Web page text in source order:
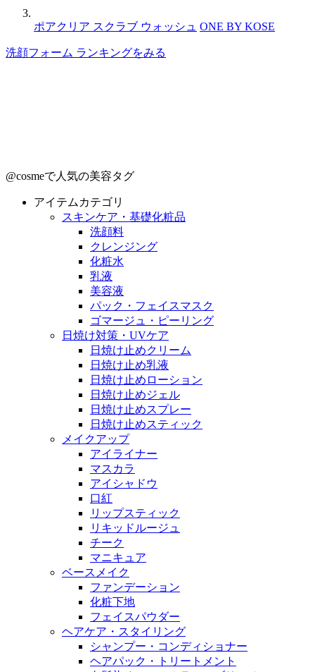
ポアクリア スクラブ ウォッシュ ONE BY KOSE
洗顔フォーム ランキングをみる
@cosmeで人気の美容タグ
アイテムカテゴリ
スキンケア・基礎化粧品
洗顔料
クレンジング
化粧水
乳液
美容液
パック・フェイスマスク
ゴマージュ・ピーリング
日焼け対策・UVケア
日焼け止めクリーム
日焼け止め乳液
日焼け止めローション
日焼け止めジェル
日焼け止めスプレー
日焼け止めスティック
メイクアップ
アイライナー
マスカラ
アイシャドウ
口紅
リップスティック
リキッドルージュ
チーク
マニキュア
ベースメイク
ファンデーション
化粧下地
フェイスパウダー
ヘアケア・スタイリング
シャンプー・コンディショナー
ヘアパック・トリートメント